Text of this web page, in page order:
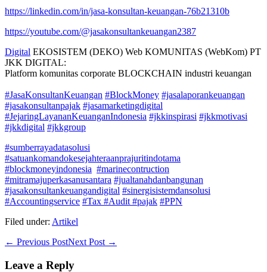
https://linkedin.com/in/jasa-konsultan-keuangan-76b21310b
https://youtube.com/@jasakonsultankeuangan2387
Digital EKOSISTEM (DEKO) Web KOMUNITAS (WebKom) PT
JKK DIGITAL:
Platform komunitas corporate BLOCKCHAIN industri keuangan
#JasaKonsultanKeuangan #BlockMoney #jasalaporankeuangan
#jasakonsultanpajak #jasamarketingdigital
#JejaringLayananKeuanganIndonesia #jkkinspirasi #jkkmotivasi
#jkkdigital #jkkgroup
#sumberrayadatasolusi
#satuankomandokesejahteraanprajuritindotama
#blockmoneyindonesia #marinecontruction
#mitramajuperkasanusantara #jualtanahdanbangunan
#jasakonsultankeuangandigital #sinergisistemdansolusi
#Accountingservice #Tax #Audit #pajak #PPN
Filed under: Artikel
Post
← Previous PostNext Post →
Leave a Reply